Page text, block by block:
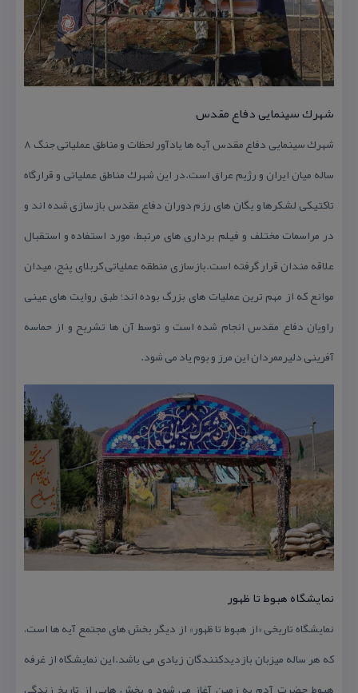
شهرك سینمایی دفاع مقدس
شهرك سینمایی دفاع مقدس آیه ها یادآور لحظات و مناطق عملیاتی جنگ ۸
ساله میان ایران و رژیم عراق است.در این شهرك مناطق عملیاتی و قرارگاه
تاكتیكی لشكرها و یگان های رزم دوران دفاع مقدس بازسازی شده اند و
در مراسمات مختلف و فیلم برداری های مرتبط، مورد استفاده و استقبال
علاقه مندان قرار گرفته است.بازسازی منطقه عملیاتی كربلای پنج، میدان
موانع كه از مهم ترین عملیات های بزرگ بوده اند؛ طبق روایت های عینی
راویان دفاع مقدس انجام شده است و توسط آن ها تشریح و از حماسه
آفرینی دلیرممردان این مرز و بوم یاد می شود.
نمایشگاه هبوط تا ظهور
نمایشگاه تاریخی «از هبوط تا ظهور» از دیگر بخش های مجتمع آیه ها است،
كه هر ساله میزبان بازدیدكنندگان زیادی می باشد.این نمایشگاه از غرفه